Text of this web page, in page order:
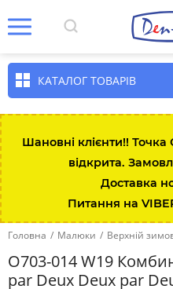
КАТАЛОГ ТОВАРІВ
Шановні клієнти!!
відкрита.
Доставка
Питання на
Головна / Малюки / Верхній
O703-014 W19
par Deux Deux par